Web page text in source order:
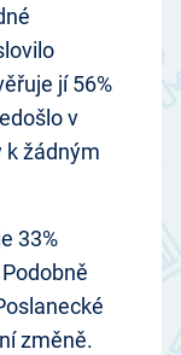
jí 56%
v
k žádným
33%
změně.